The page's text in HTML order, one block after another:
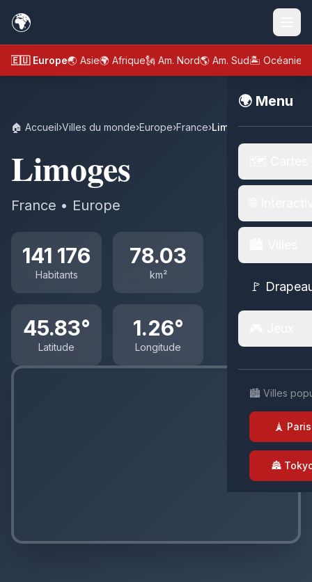
🌍
🇪🇺 Europe🌏 Asie🌍 Afrique🗽 Am. Nord🌎 Am. Sud🏝️ Océanie
🌍 Menu
🚩
🏙️ Villes
🗼 Paris
🏯
🏠 Accueil›Villes du monde›Europe›France›Limoges
Limoges
France • Europe
141 176
Habitants
78.03
km²
45.83°
Latitude
1.26°
Longitude